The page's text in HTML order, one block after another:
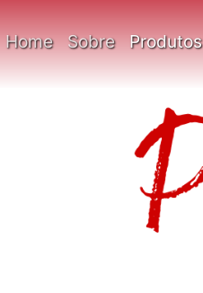
Home Sobre Produtos